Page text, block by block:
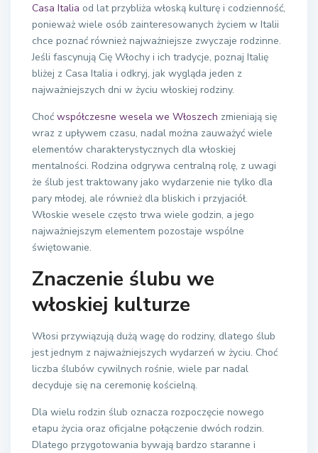
Casa Italia od lat przybliża włoską kulturę i codzienność,
ponieważ wiele osób zainteresowanych życiem w Italii
chce poznać również najważniejsze zwyczaje rodzinne.
Jeśli fascynują Cię Włochy i ich tradycje, poznaj Italię
bliżej z Casa Italia i odkryj, jak wygląda jeden z
najważniejszych dni w życiu włoskiej rodziny.
Choć współczesne wesela we Włoszech zmieniają się
wraz z upływem czasu, nadal można zauważyć wiele
elementów charakterystycznych dla włoskiej
mentalności. Rodzina odgrywa centralną rolę, z uwagi
że ślub jest traktowany jako wydarzenie nie tylko dla
pary młodej, ale również dla bliskich i przyjaciół.
Włoskie wesele często trwa wiele godzin, a jego
najważniejszym elementem pozostaje wspólne
świętowanie.
Znaczenie ślubu we
włoskiej kulturze
Włosi przywiązują dużą wagę do rodziny, dlatego ślub
jest jednym z najważniejszych wydarzeń w życiu. Choć
liczba ślubów cywilnych rośnie, wiele par nadal
decyduje się na ceremonię kościelną.
Dla wielu rodzin ślub oznacza rozpoczęcie nowego
etapu życia oraz oficjalne połączenie dwóch rodzin.
Dlatego przygotowania bywają bardzo staranne i